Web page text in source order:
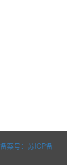
备案号：苏ICP备